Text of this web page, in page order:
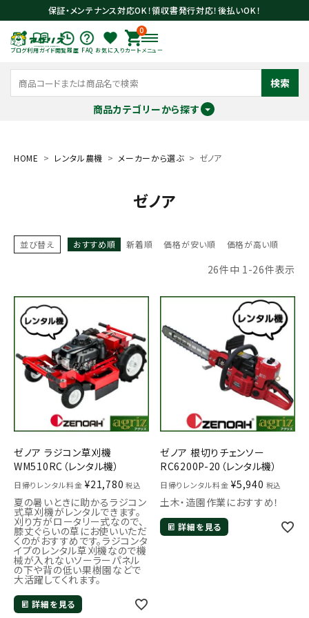
保証・メンテナンス対応OK！領収書発行対応！後払いOK！
ブログ利用ガイド閲覧履歴 FAQ お気に入り
0
カート メニュー
検索
商品カテゴリーから探す
meeting_room ログイン person 会員登録
search
お気に入り一覧
閲覧履歴一覧
農業資材
作業用品
補修部品
レンタル
ブログ
利用ガイド FAQ
HOME レンタル農機 メーカーから選ぶ ゼノア
ゼノア
並び替え おすすめ順 新着順 価格が安い順 価格が高い順
26件中 1-26件表示
ゼノア ラジコン草刈機
WM510RC（レンタル機）
日帰りレンタル料金 ¥21,780 税込
夏の暑いときに助かるラジコン
式草刈機がレンタルできます。
刈り方がロータリー式なので、
膝丈ぐらいの草にお使いいただ
くのがおすすめです。ラジコンタ
イプのレンタル草刈機なので機
械が入れないソーラーパネル
の下や背の低い果樹園などで
大活躍してくれます。
詳細を見る
ゼノア 根切りチェンソー
RC6200P-20（レンタル機）
日帰りレンタル料金 ¥5,940 税込
土木・造園作業におすすめ！
詳細を見る